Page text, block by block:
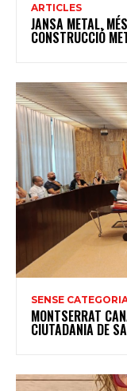
ARTICLES
JANSA METAL,
CONSTRUCCIÓ
SENSE
MONTSERRAT
CIUTADANIA DE